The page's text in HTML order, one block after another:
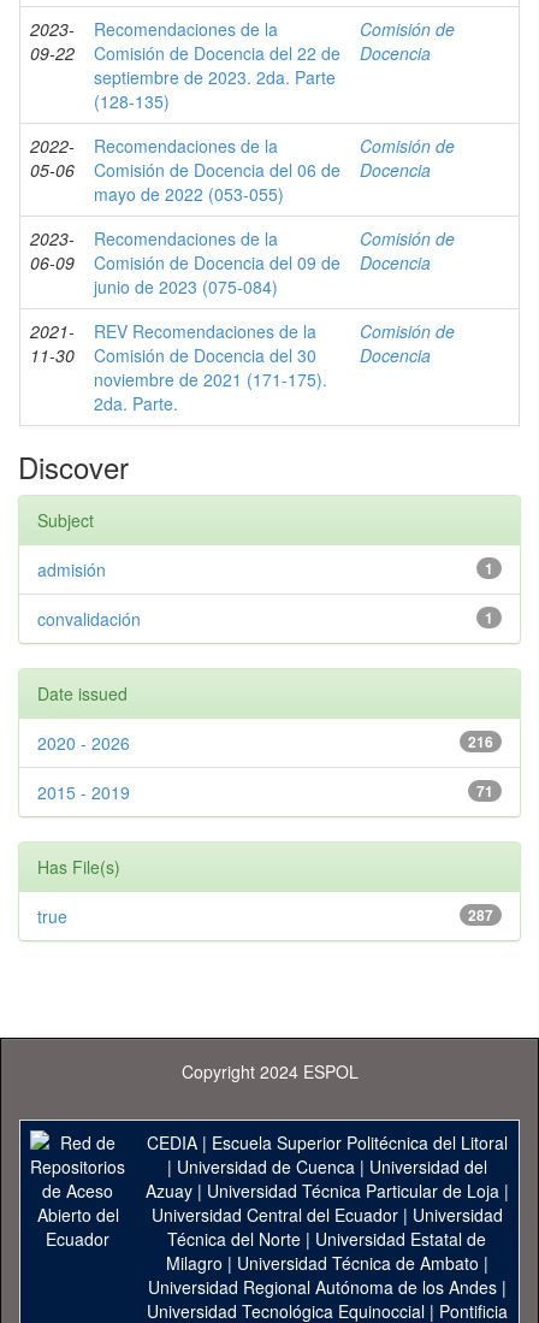
2023-
09-22
Recomendaciones de la
Comisión de Docencia del 22 de
septiembre de 2023. 2da. Parte
(128-135)
Comisión de
Docencia
2022-
05-06
Recomendaciones de la
Comisión de Docencia del 06 de
mayo de 2022 (053-055)
Comisión de
Docencia
2023-
06-09
Recomendaciones de la
Comisión de Docencia del 09 de
junio de 2023 (075-084)
Comisión de
Docencia
2021-
11-30
REV Recomendaciones de la
Comisión de Docencia del 30
noviembre de 2021 (171-175).
2da. Parte.
Comisión de
Docencia
Discover
Subject
1
admisión
1
convalidación
Date issued
216
2020 - 2026
71
2015 - 2019
Has File(s)
287
true
Copyright 2024 ESPOL
CEDIA| Escuela Superior Politécnica del Litoral
| Universidad de Cuenca| Universidad del
Azuay| Universidad Técnica Particular de Loja|
Universidad Central del Ecuador| Universidad
Técnica del Norte | Universidad Estatal de
Milagro | Universidad Técnica de Ambato |
Universidad Regional Autónoma de los Andes|
Universidad Tecnológica Equinoccial| Pontificia